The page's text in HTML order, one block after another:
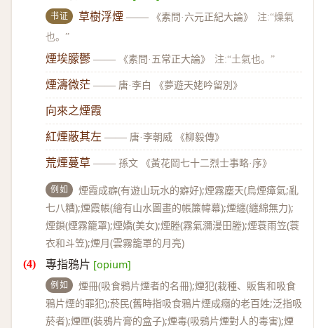
书证 草樹浮煙 —— 《素問·六元正紀大論》
注:“燥氣
也。”
煙埃朦鬱 —— 《素問·五常正大論》 注:“土氣也。”
煙濤微茫 —— 唐·李白 《夢遊天姥吟留別》
向來之煙霞
紅煙蔽其左 —— 唐·李朝威 《柳毅傳》
荒煙蔓草 —— 孫文 《黃花岡七十二烈士事略·序》
例如
煙霞成癖(有遊山玩水的癖好);煙霧塵天(烏煙瘴氣;亂
七八糟);煙霞帳(繪有山水圖畫的帳簾幃幕);煙纏(纏綿無力);
煙鎖(煙霧籠罩);煙嬌(美女);煙塍(霧氣瀰漫田塍);煙蓑雨笠(蓑
衣和斗笠);煙月(雲霧籠罩的月亮)
專指鴉片 [opium]
例如
煙冊(吸食鴉片煙者的名冊);煙犯(栽種、販售和吸食
鴉片煙的罪犯);菸民(舊時指吸食鴉片煙成癮的老百姓;泛指吸
菸者);煙匣(裝鴉片膏的盒子);煙毒(吸鴉片煙對人的毒害);煙